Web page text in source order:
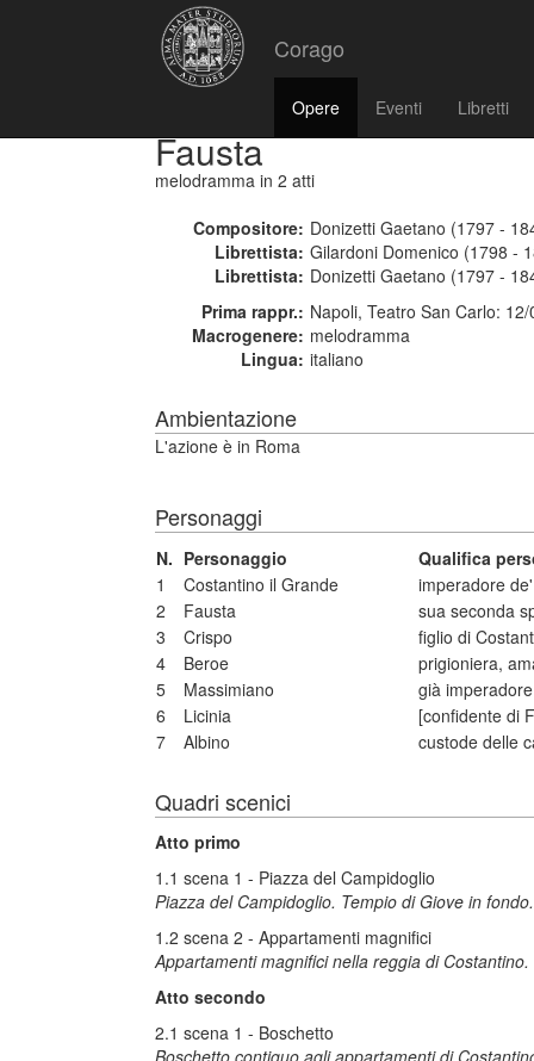
Corago
Opere Eventi Libretti
Fausta
melodramma in 2 atti
Compositore: Donizetti Gaetano (1797 -
Librettista: Gilardoni Domenico (1798 -
Librettista: Donizetti Gaetano (1797 -
Prima rappr.: Napoli, Teatro San Carlo:
Macrogenere: melodramma
Lingua: italiano
Ambientazione
L'azione è in Roma
Personaggi
N. Personaggio
Qualifica
1
Costantino il Grande
imperadore
2
Fausta
sua seconda
3
Crispo
figlio di
4
Beroe
prigioniera,
5
Massimiano
già
6
Licinia
[confidente di
7
Albino custode delle
Quadri scenici
Atto primo
1.1 scena 1 - Piazza del Campidoglio
Piazza del Campidoglio. Tempio di Giove in fondo.
1.2 scena 2 - Appartamenti magnifici
Appartamenti magnifici nella reggia di Costantino.
Atto secondo
2.1 scena 1 - Boschetto
Boschetto contiguo agli appartamenti di